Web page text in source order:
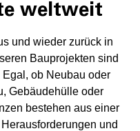
weltweit
und wieder zurück in
Bauprojekten sind
ob Neubau oder
Gebäudehülle oder
bestehen aus einer
und